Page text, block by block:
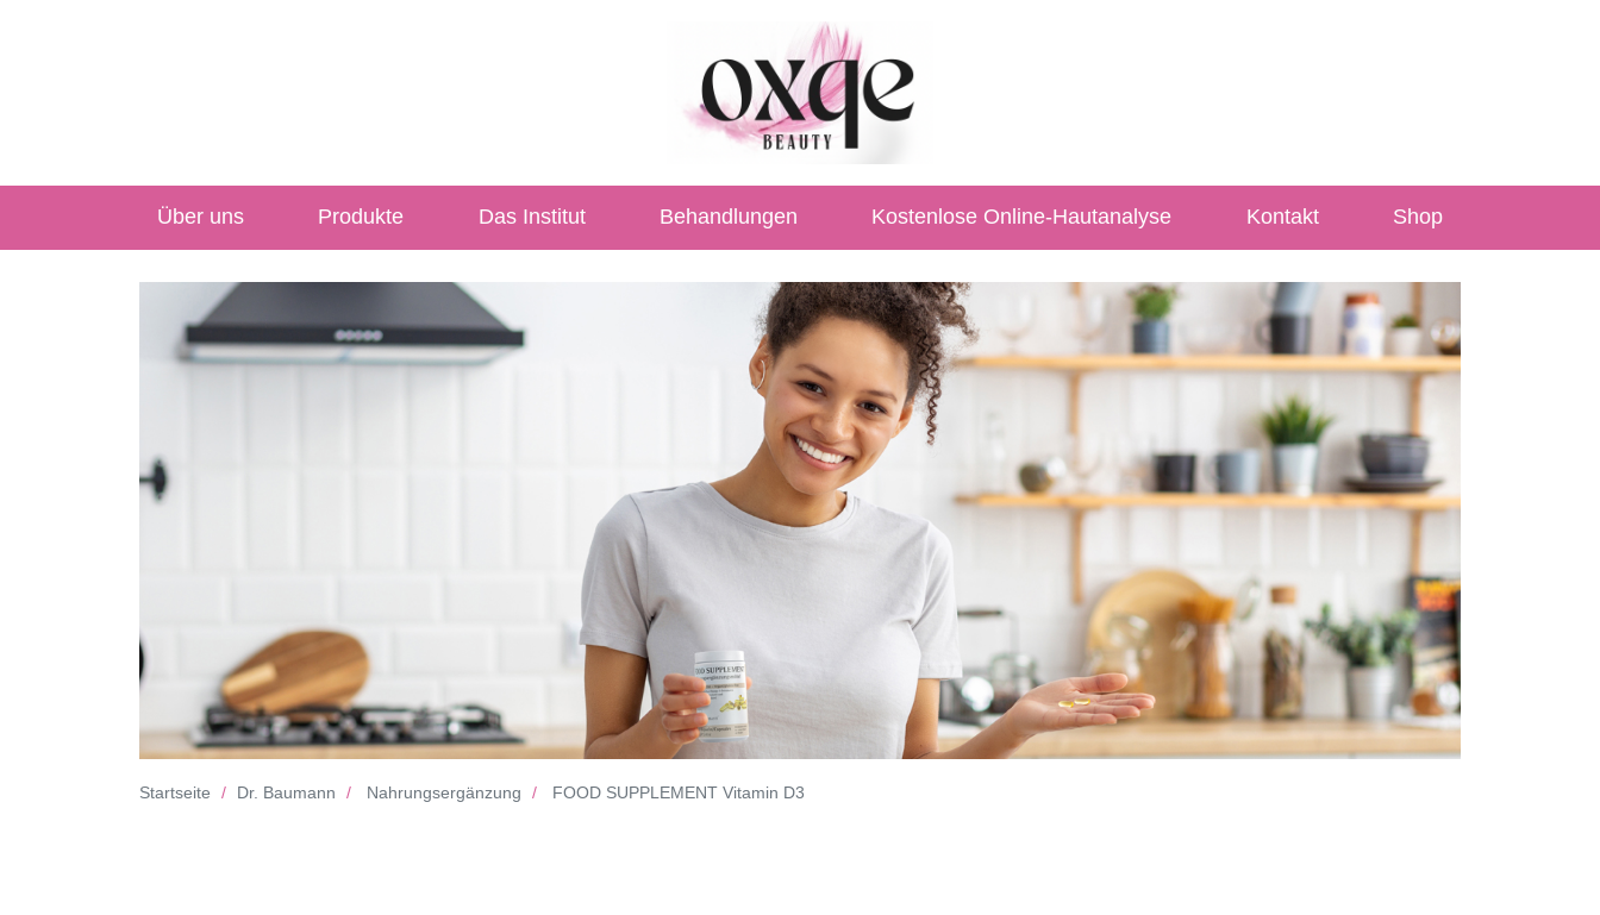
Über uns Produkte Das Institut Behandlungen Kostenlose Online-Hautanalyse Kontakt Shop
Startseite Dr. Baumann Nahrungsergänzung FOOD SUPPLEMENT Vitamin D3